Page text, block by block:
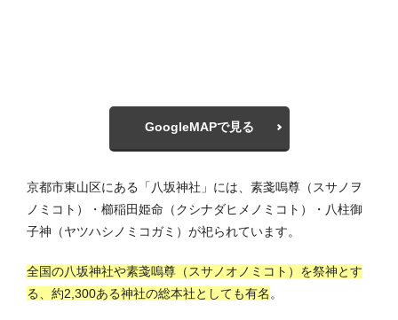
GoogleMAPで見る
京都市東山区にある「八坂神社」には、素戔嗚尊（スサノヲ
ノミコト）・櫛稲田姫命（クシナダヒメノミコト）・八柱御
子神（ヤツハシノミコガミ）が祀られています。
全国の八坂神社や素戔嗚尊（スサノオノミコト）を祭神とす
る、約2,300ある神社の総本社としても有名 。